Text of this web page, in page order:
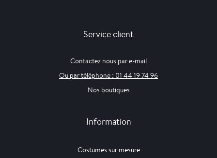
Service client
Contactez nous par e-mail
Ou par téléphone : 01 44 19 74 96
Nos boutiques
Information
Costumes sur mesure